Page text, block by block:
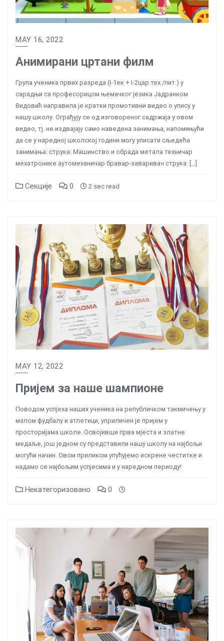
MAY 16, 2022
Анимирани цртани филм
Група ученика првих разреда (I-1ек + I-2цар.тех./пит.) у
сарадњи са професорицом њемачког језика Јадранком
Видовић направила је кратки промотивни видео о упису у
нашу школу. Ограђују се од изговореног садржаја у овом
видео, тј. не издвајају само наведена занимања, напомињући
да се у наредној школској години могу уписати сљедећа
занимања: струка: Машинство и обрада метала техничар
мехатронике аутомеханичар бравар-заваривач струка: […]
Секције 0 2 sec read
MAY 12, 2022
Пријем за наше шампионе
Поводом успјеха наших ученика на републичком такмичењу у
малом фудбалу и атлетици, уприличен је пријем у
просторијама школе. Освојивши прва мјеста и златне
медаље, још једном су представили нашу школу на најбољи
могући начин. Овом приликом упућујемо искрене честитке и
надамо се најбољим успјесима и у наредном периоду!
Некатегоризовано 0